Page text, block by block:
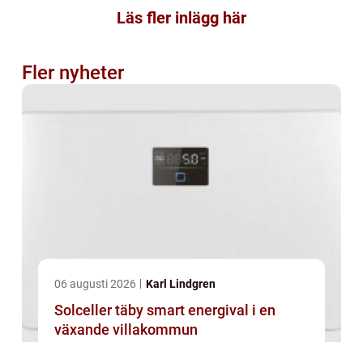
Läs fler inlägg här
Fler nyheter
06 augusti 2026 Karl Lindgren
Solceller täby smart energival i en
växande villakommun